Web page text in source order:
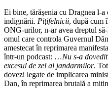
Ei bine, tărăşenia cu Dragnea l-
indignării. Piţifelnicii, după cum
ONG-urilor, n-ar avea dreptul
omul care controla Guvernul
amestecat în reprimarea
într-un podcast: …Nu s-a
excesul de zel al jandarmilor.
dovezi legate de implicarea
Dan, în reprimarea brutală a